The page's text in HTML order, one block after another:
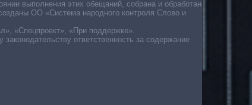
выполнения этих обещаний, собрана и обработана
ОО «Система народного контроля Слово и
«Спецпроект», «При поддержке».
ответственность за содержание